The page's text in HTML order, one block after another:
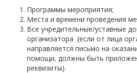
Программы мероприятия;
Места и времени проведения
Все учредительные/уставные
организатора (если от лица
направляется письмо на
помощи, должны быть
реквизиты).